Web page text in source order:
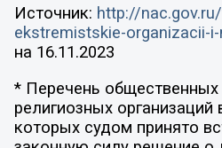
Источник: http://
ekstremistskie-organizacii-i-
на 16.11.2023
* Перечень
религиозных
которых судом принято